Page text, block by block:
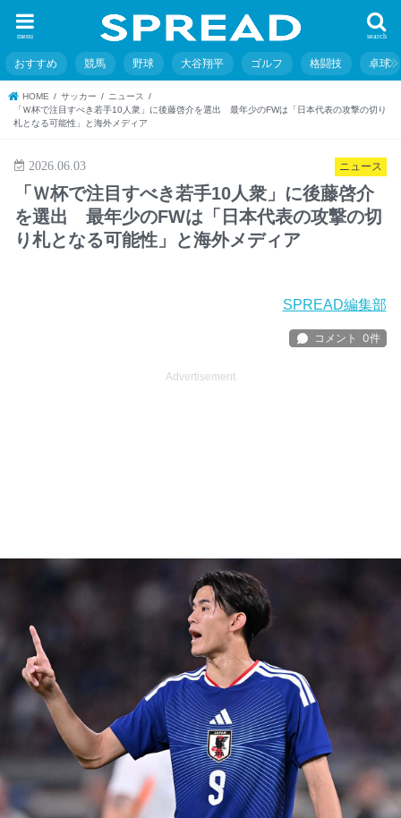
search
menu
おすすめ 競馬 野球 大谷翔平 ゴルフ 格闘技 卓球
HOME サッカー
ニュース
「Ｗ杯で注目すべき若手10人衆」に後藤啓介を選出 最年少のFWは「日本代表の攻撃の切り
札となる可能性」と海外メディア
ニュース
2026.06.03
「Ｗ杯で注目すべき若手10人衆」に後藤啓介
を選出 最年少のFWは「日本代表の攻撃の切
り札となる可能性」と海外メディア
SPREAD編集部
Advertisement